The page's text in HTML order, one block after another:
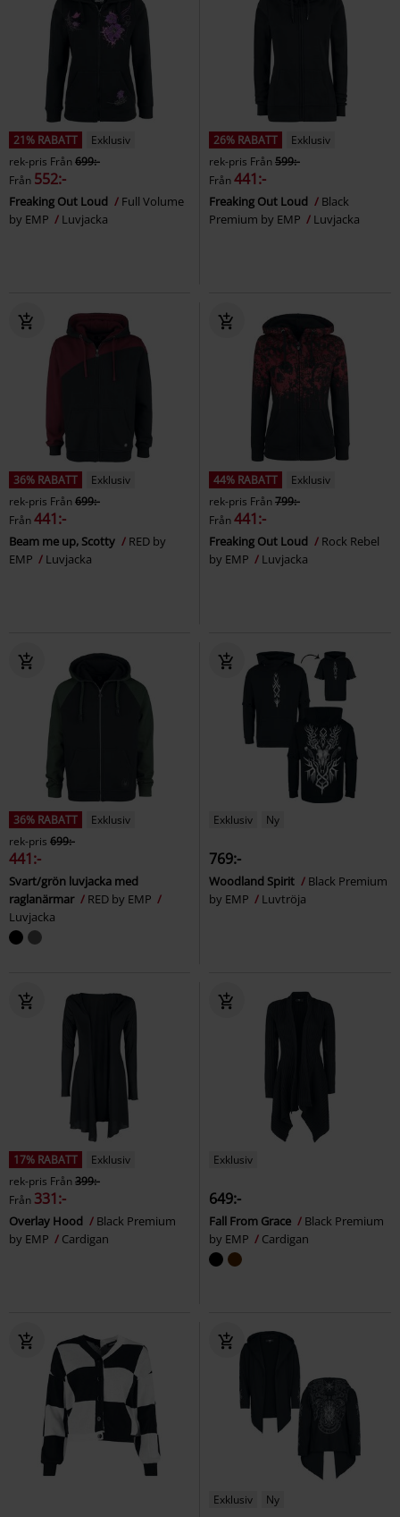
21% RABATT
Exklusiv
rek-pris Från699:-
Från 552:-
Freaking Out Loud
Full Volume
by EMP
Luvjacka
26% RABATT
Exklusiv
rek-pris Från599:-
Från441:-
Freaking Out Loud
Black
Premium by EMP
Luvjacka
36% RABATT
Exklusiv
rek-pris Från699:-
Från441:-
Beam me up, Scotty
RED by
EMP
Luvjacka
44% RABATT
Exklusiv
rek-pris Från799:-
Från441:-
Freaking Out Loud
Rock Rebel
by EMP
Luvjacka
36% RABATT
Exklusiv
rek-pris 699:-
441:-
Svart/grön luvjacka med
raglanärmar
RED by EMP
Luvjacka
Exklusiv Ny
769:-
Woodland Spirit
Black Premium
by EMP
Luvtröja
17% RABATT
Exklusiv
rek-pris Från399:-
Från 331:-
Overlay Hood
Black Premium
by EMP
Cardigan
Exklusiv
649:-
Fall From Grace
Black Premium
by EMP
Cardigan
Exklusiv Ny